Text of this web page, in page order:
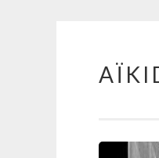
Aller au